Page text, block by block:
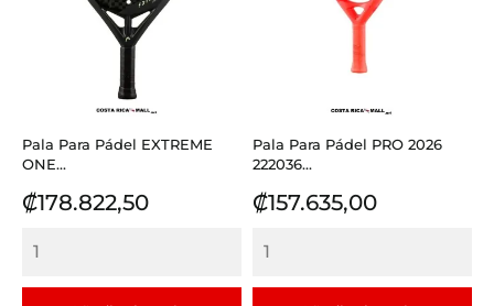
Pala Para Pádel EXTREME
ONE...
Precio
₡178.822,50
Pala Para Pádel PRO 2026
222036...
Precio
₡157.635,00